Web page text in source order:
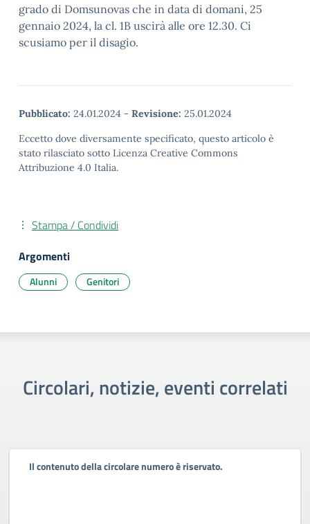
grado di Domsunovas che in data di domani, 25
gennaio 2024, la cl. 1B uscirà alle ore 12.30. Ci
scusiamo per il disagio.
Pubblicato: 24.01.2024 - Revisione: 25.01.2024
Eccetto dove diversamente specificato, questo articolo è
stato rilasciato sotto Licenza Creative Commons
Attribuzione 4.0 Italia.
Stampa / Condividi
Argomenti
Alunni Genitori
Circolari, notizie, eventi correlati
Il contenuto della circolare numero è riservato.